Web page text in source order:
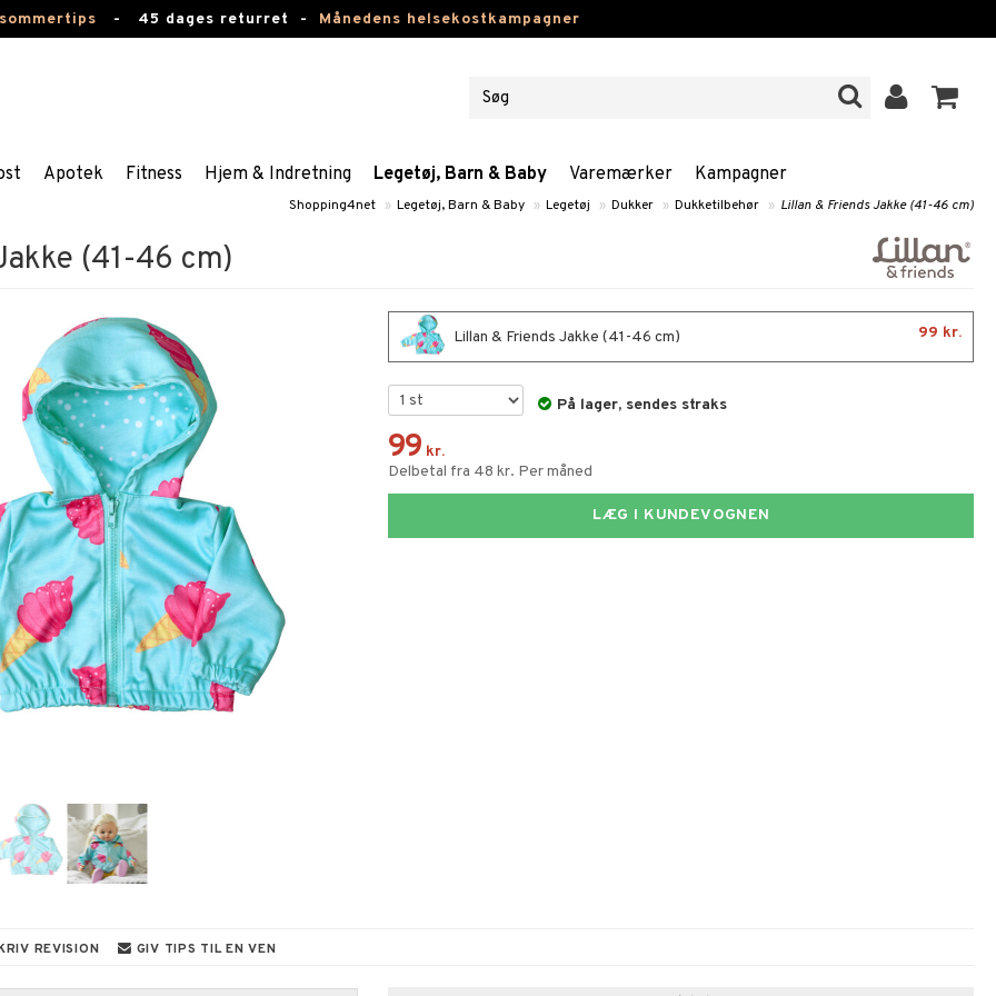
- 45 dages returret - Månedens helsekostkampagner
Apotek Fitness Hjem & Indretning Legetøj, Barn & Baby Varemærker Kampagner
Shopping4net » Legetøj, Barn & Baby » Legetøj » Dukker » Dukketilbehør » Lillan & Friends Jakke (41-46 cm)
(41-46 cm)
Lillan & Friends Jakke (41-46 cm) 99 kr.
På lager, sendes straks
99 kr.
Delbetal fra 48 kr. Per måned
LÆG I KUNDEVOGNEN
REVISION GIV TIPS TIL EN VEN